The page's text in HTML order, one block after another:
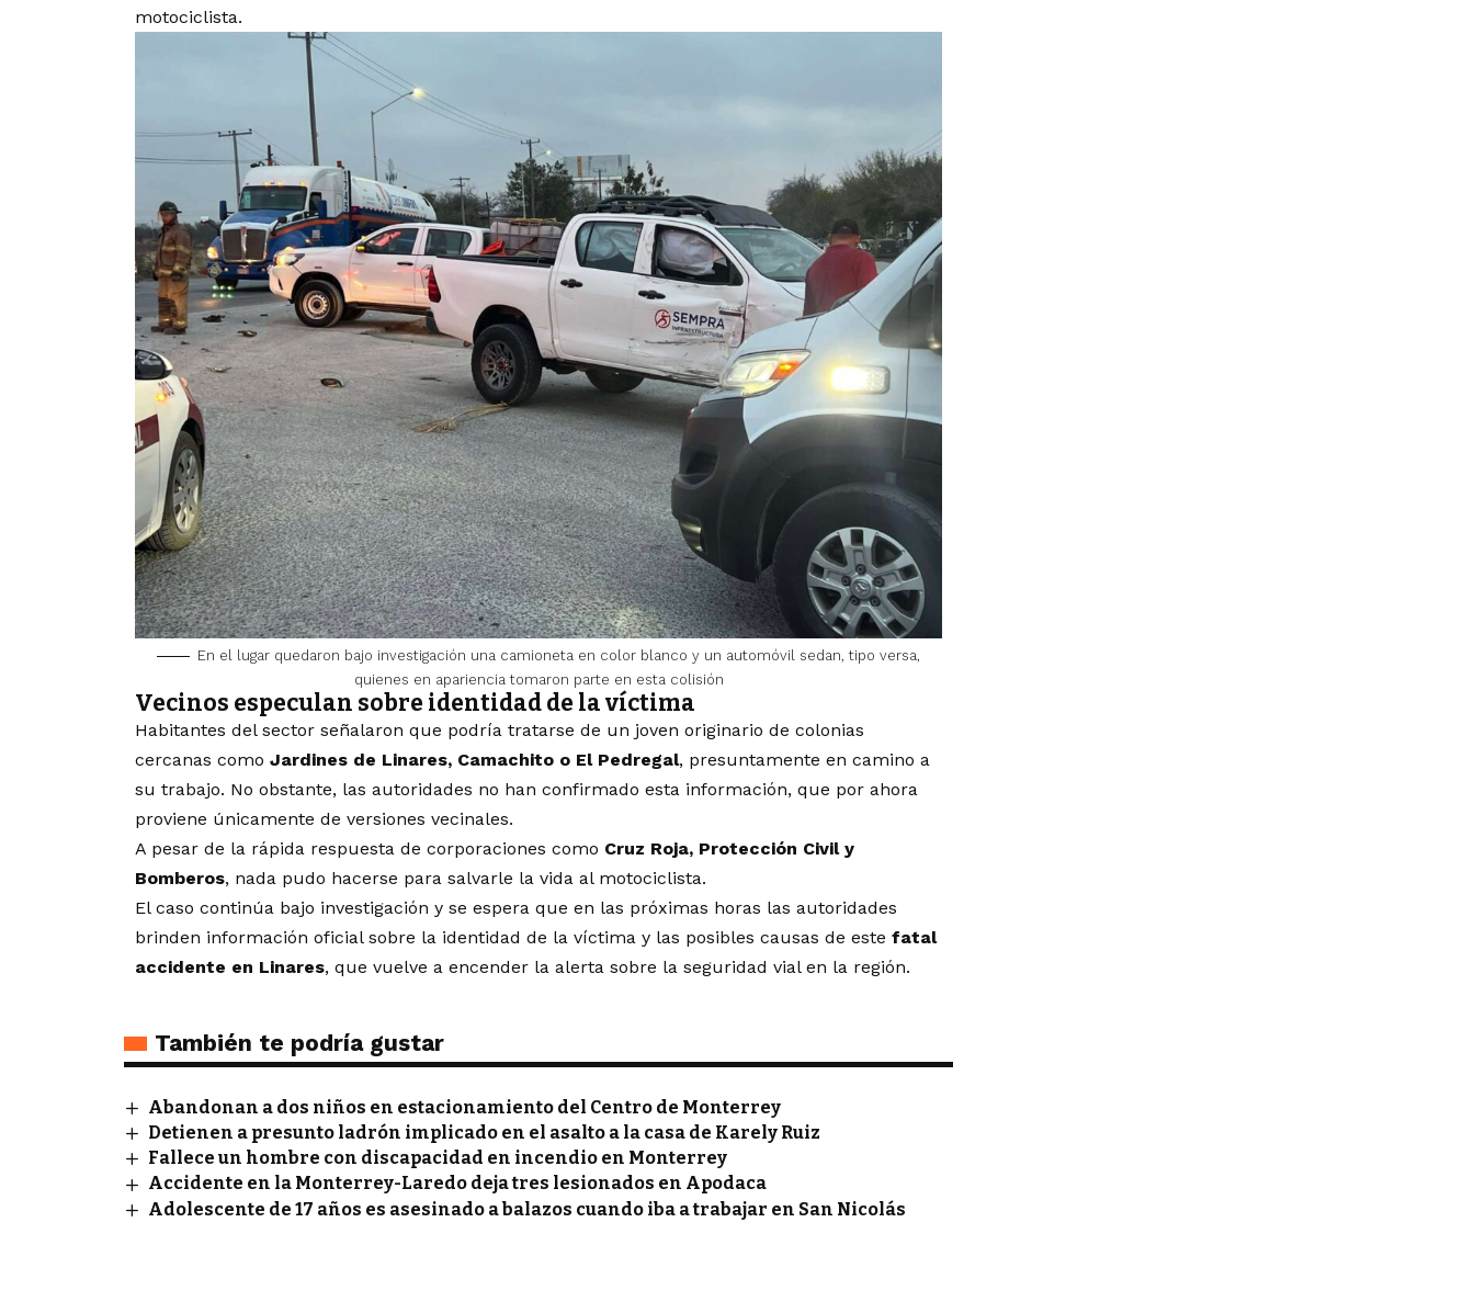
motociclista.
En el lugar quedaron bajo investigación una camioneta en color blanco y un automóvil sedan, tipo versa,
quienes en apariencia tomaron parte en esta colisión
Vecinos especulan sobre identidad de la víctima
Habitantes del sector señalaron que podría tratarse de un joven originario de colonias
cercanas como Jardines de Linares, Camachito o El Pedregal, presuntamente en camino a
su trabajo. No obstante, las autoridades no han confirmado esta información, que por ahora
proviene únicamente de versiones vecinales.
A pesar de la rápida respuesta de corporaciones como Cruz Roja, Protección Civil y
Bomberos, nada pudo hacerse para salvarle la vida al motociclista.
El caso continúa bajo investigación y se espera que en las próximas horas las autoridades
brinden información oficial sobre la identidad de la víctima y las posibles causas de este fatal
accidente en Linares, que vuelve a encender la alerta sobre la seguridad vial en la región.
También te podría gustar
Abandonan a dos niños en estacionamiento del Centro de Monterrey
Detienen a presunto ladrón implicado en el asalto a la casa de Karely Ruiz
Fallece un hombre con discapacidad en incendio en Monterrey
Accidente en la Monterrey-Laredo deja tres lesionados en Apodaca
Adolescente de 17 años es asesinado a balazos cuando iba a trabajar en San Nicolás